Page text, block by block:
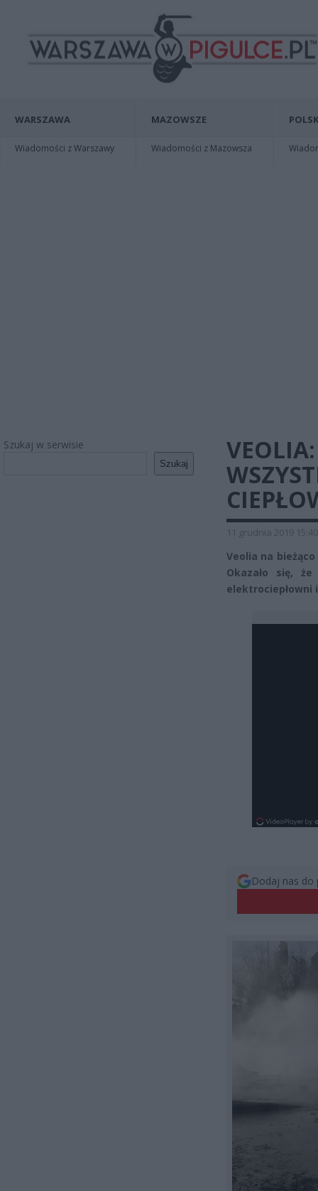
WARSZAWA
Wiadomości z Warszawy
MAZOWSZE
Wiadomości z Mazowsza
Szukaj w serwisie
Szukaj
11 grudnia 2019 15:40
Veolia na
Okazało się,
elektrociepłowni
Dodaj nas do